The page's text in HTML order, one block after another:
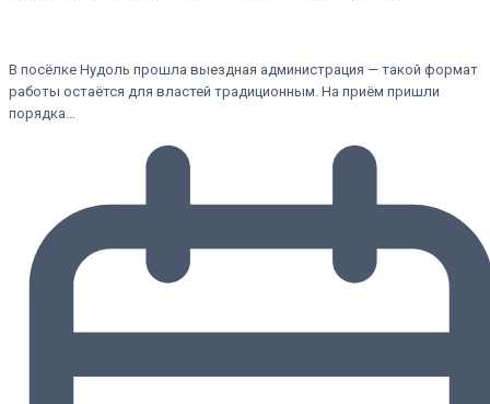
В посёлке Нудоль прошла выездная администрация — такой формат
работы остаётся для властей традиционным. На приём пришли
порядка…